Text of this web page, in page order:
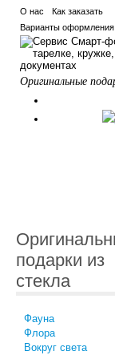
О нас
Как заказать
Варианты оформления
Оригинальные
подарки из
стекла
Фауна
Флора
Вокруг света